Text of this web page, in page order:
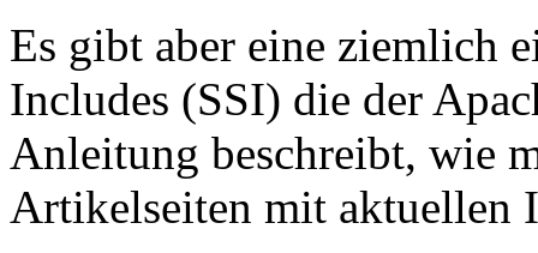
Es gibt aber eine ziemlich
Includes (SSI) die der
Anleitung beschreibt, wie
Artikelseiten mit aktuellen